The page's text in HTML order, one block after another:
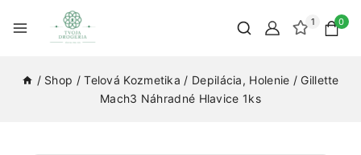
1 0
/ Shop / Telová Kozmetika / Depilácia, Holenie / Gillette
Mach3 Náhradné Hlavice 1ks